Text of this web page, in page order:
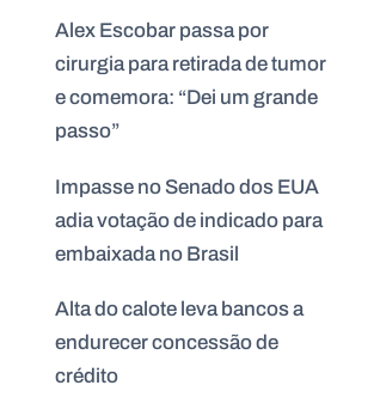
Alex Escobar passa por
cirurgia para retirada de tumor
e comemora: “Dei um grande
passo”
Impasse no Senado dos EUA
adia votação de indicado para
embaixada no Brasil
Alta do calote leva bancos a
endurecer concessão de
crédito